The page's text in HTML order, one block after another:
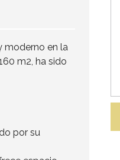
moderno en la
m2, ha sido
por su